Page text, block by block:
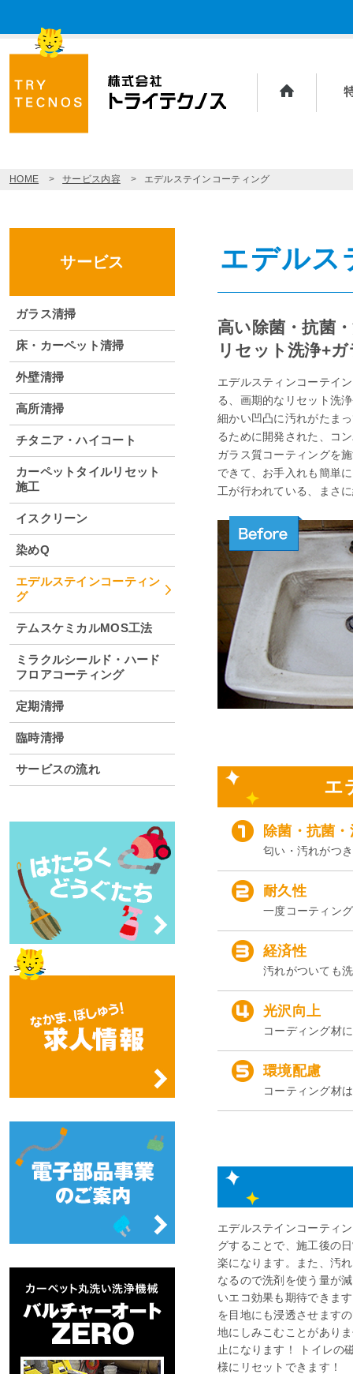
HOME サービス内容 エデルステインコーティング
エデルス
高い除菌・抗菌
リセット洗浄+
エデルスティンコーテイ
る、画期的なリセット洗
細かい凹凸に汚れがたま
るために開発された、コ
ガラス質コーティングを
できて、お手入れも簡単
工が行われている、まさ
エ
除菌・抗菌
匂い・汚れがつ
耐久性
一度コーティン
経済性
汚れがついても
光沢向上
コーディング材
環境配慮
コーティング材
エデルステインコーティ
グすることで、施工後の
楽になります。また、汚
なるので洗剤を使う量が
いエコ効果も期待できま
を目地にも浸透させます
地にしみこむことがあり
止になります！ トイレの
様にリセットできます！
サービス
ガラス清掃
床・カーペット清掃
外壁清掃
高所清掃
チタニア・ハイコート
カーペットタイルリセット
施工
イスクリーン
染めQ
エデルステインコーティン
グ
テムスケミカルMOS工法
ミラクルシールド・ハード
フロアコーティング
定期清掃
臨時清掃
サービスの流れ